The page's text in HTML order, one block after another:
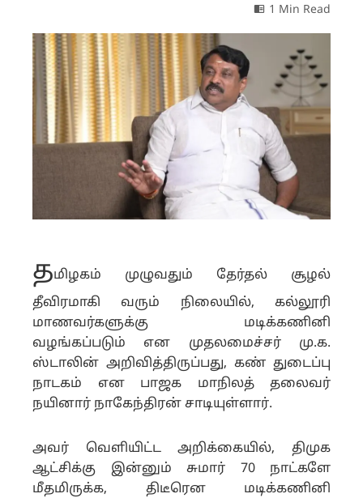
1 Min Read
தமிழகம் முழுவதும் தேர்தல் சூழல்
தீவிரமாகி வரும் நிலையில், கல்லூரி
மாணவர்களுக்கு மடிக்கணினி
வழங்கப்படும் என முதலமைச்சர் மு.க.
ஸ்டாலின் அறிவித்திருப்பது, கண் துடைப்பு
நாடகம் என பாஜக மாநிலத் தலைவர்
நயினார் நாகேந்திரன் சாடியுள்ளார்.
அவர் வெளியிட்ட அறிக்கையில், திமுக
ஆட்சிக்கு இன்னும் சுமார் 70 நாட்களே
மீதமிருக்க, திடீரென மடிக்கணினி